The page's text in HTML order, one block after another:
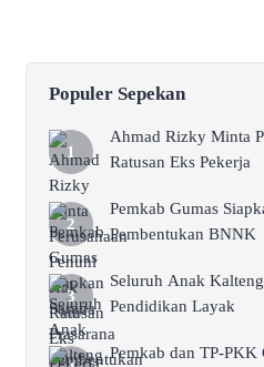
Populer Sepekan
Ahmad Rizky Minta
Ratusan Eks Pekerja
Pemkab Gumas
Pembentukan BNNK
Seluruh Anak
Pendidikan Layak
Pemkab dan TP-PKK